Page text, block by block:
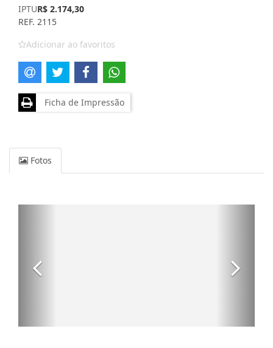
IPTUR$ 2.174,30
REF. 2115
Adicionar ao favoritos
Ficha de Impressão
Fotos